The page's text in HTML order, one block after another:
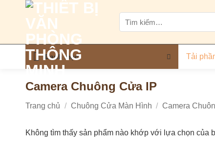
dung
Danh mục Tải
Camera Chuông Cửa IP
Trang chủ / Chuông Cửa Màn Hình / Camera
Không tìm thấy sản phẩm nào khớp với lựa chọn của